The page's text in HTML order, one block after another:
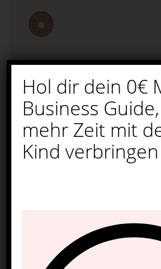
Weihnachten
Kindern – 10
Ideen
vonMelina |Okt. 25, 2025|
Kommentare
Hol dir dein 0€
Business
mehr Zeit mit
Kind